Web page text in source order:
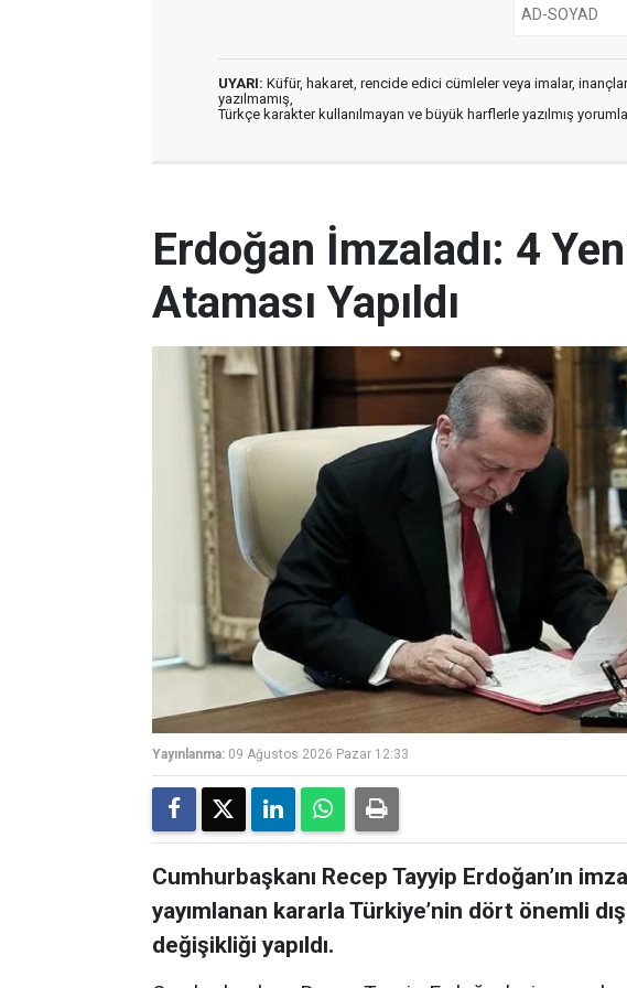
UYARI: Küfür, hakaret, rencide edici cümleler veya imalar,
yazılmamış,
Türkçe karakter kullanılmayan ve büyük harflerle yazılmış
Erdoğan İmzaladı: 4
Ataması Yapıldı
Yayınlanma: 09 Ağustos 2026 Pazar 12:33
Cumhurbaşkanı Recep Tayyip Erdoğan’ın
yayımlanan kararla Türkiye’nin dört önemli
değişikliği yapıldı.